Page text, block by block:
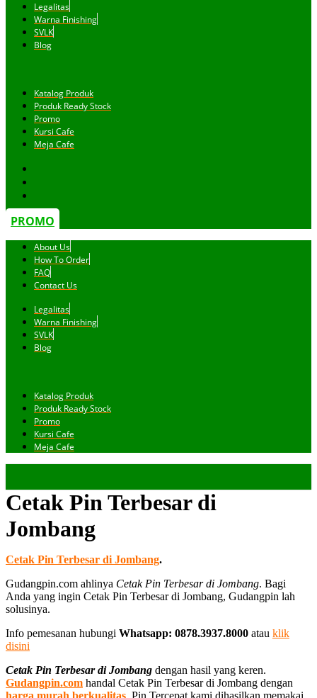
Legalitas
Warna Finishing
SVLK
Blog
Katalog Produk
Produk Ready Stock
Promo
Kursi Cafe
Meja Cafe
PROMO
About Us
How To Order
FAQ
Contact Us
Legalitas
Warna Finishing
SVLK
Blog
Katalog Produk
Produk Ready Stock
Promo
Kursi Cafe
Meja Cafe
Cetak Pin Terbesar di
Jombang
Cetak Pin Terbesar di Jombang.
Gudangpin.com ahlinya Cetak Pin Terbesar di Jombang. Bagi
Anda yang ingin Cetak Pin Terbesar di Jombang, Gudangpin lah
solusinya.
Info pemesanan hubungi Whatsapp: 0878.3937.8000 atau klik
disini
Cetak Pin Terbesar di Jombang dengan hasil yang keren.
Gudangpin.com handal Cetak Pin Terbesar di Jombang dengan
harga murah berkualitas . Pin Tercepat kami dihasilkan memakai